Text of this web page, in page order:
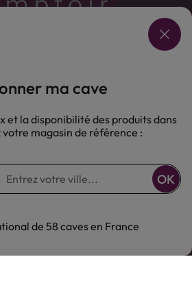
ma cave
et la disponibilité des produits dans
magasin de référence :
OK
de 58 caves en France